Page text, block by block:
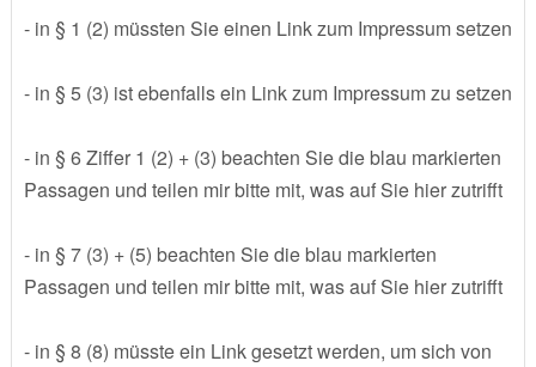
- in § 1 (2) müssten Sie einen Link zum Impressum setzen
- in § 5 (3) ist ebenfalls ein Link zum Impressum zu setzen
- in § 6 Ziffer 1 (2) + (3) beachten Sie die blau markierten
Passagen und teilen mir bitte mit, was auf Sie hier zutrifft
- in § 7 (3) + (5) beachten Sie die blau markierten
Passagen und teilen mir bitte mit, was auf Sie hier zutrifft
- in § 8 (8) müsste ein Link gesetzt werden, um sich von